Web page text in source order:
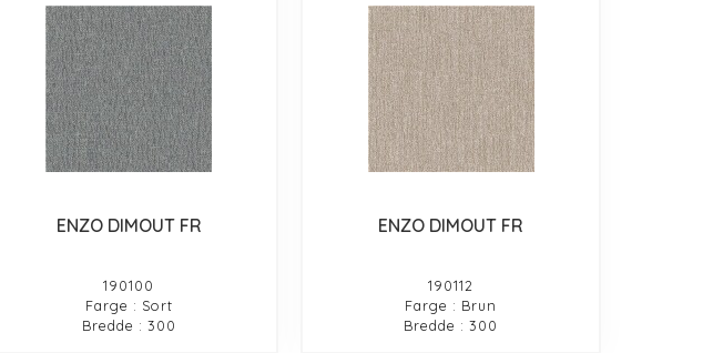
ENZO DIMOUT FR
190100
Farge : Sort
Bredde : 300
ENZO DIMOUT FR
190112
Farge : Brun
Bredde : 300